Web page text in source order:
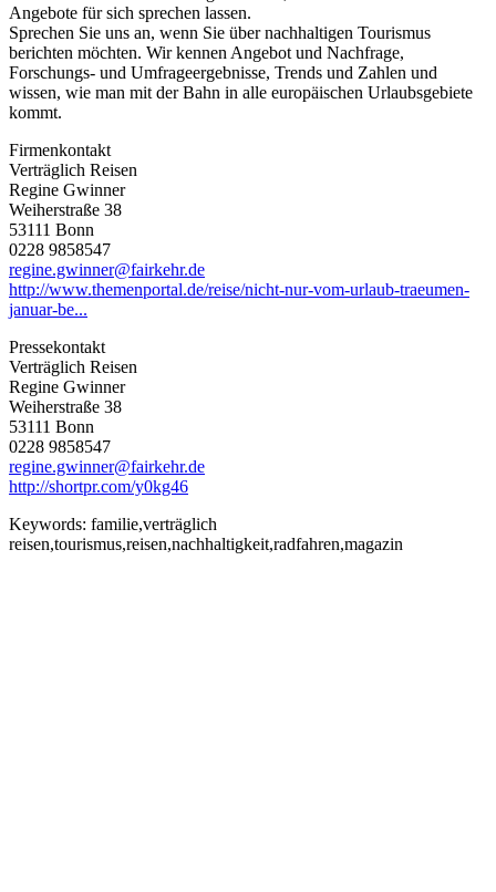
Angebote für sich sprechen lassen.
Sprechen Sie uns an, wenn Sie über nachhaltigen Tourismus
berichten möchten. Wir kennen Angebot und Nachfrage,
Forschungs- und Umfrageergebnisse, Trends und Zahlen und
wissen, wie man mit der Bahn in alle europäischen Urlaubsgebiete
kommt.
Firmenkontakt
Verträglich Reisen
Regine Gwinner
Weiherstraße 38
53111 Bonn
0228 9858547
regine.gwinner@fairkehr.de
http://www.themenportal.de/reise/nicht-nur-vom-urlaub-traeumen-
januar-be...
Pressekontakt
Verträglich Reisen
Regine Gwinner
Weiherstraße 38
53111 Bonn
0228 9858547
regine.gwinner@fairkehr.de
http://shortpr.com/y0kg46
Keywords: familie,verträglich
reisen,tourismus,reisen,nachhaltigkeit,radfahren,magazin